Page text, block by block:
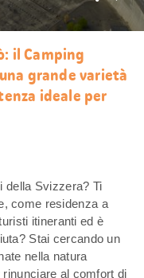
Mi
piace
il Camping
grande varietà
ideale per
della Svizzera? Ti
come residenza a
itineranti ed è
Stai cercando un
nella natura
al comfort di